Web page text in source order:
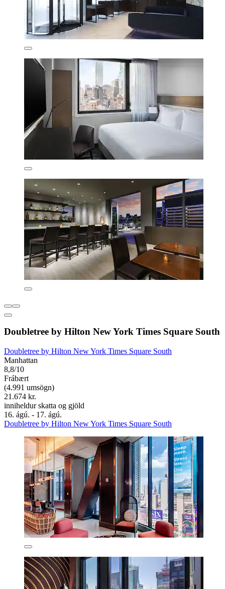
Doubletree by Hilton New York Times Square South
Doubletree by Hilton New York Times Square South
Manhattan
8,8/10
Frábært
(4.991 umsögn)
21.674 kr.
inniheldur skatta og gjöld
16. ágú. - 17. ágú.
Doubletree by Hilton New York Times Square South